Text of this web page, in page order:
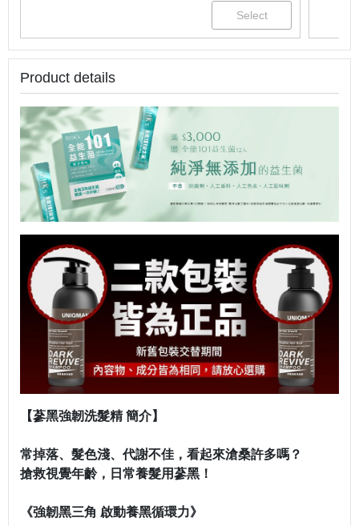
Product details
【蔘黑強韌洗髮精 簡介】
常掉落、髮色淺、代謝不佳，看起來滄桑許多嗎？
搶救視覺年齡，日常養髮用蔘黑！
《強韌黑三角 啟動養黑循環力》